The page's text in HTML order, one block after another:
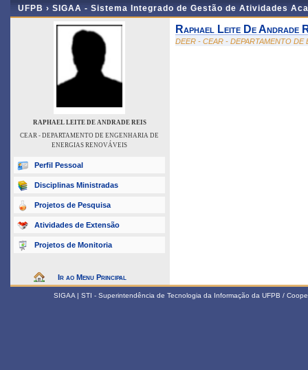
UFPB › SIGAA - Sistema Integrado de Gestão de Atividades
RAPHAEL LEITE DE ANDRADE REIS
CEAR - DEPARTAMENTO DE ENGENHARIA DE
ENERGIAS RENOVÁVEIS
Perfil Pessoal
Disciplinas Ministradas
Projetos de Pesquisa
Atividades de Extensão
Projetos de Monitoria
Ir ao Menu Principal
Raphael Leite De Andrade
DEER - CEAR - DEPARTAMENTO
SIGAA | STI - Superintendência de Tecnologia da Informação da UFPB /